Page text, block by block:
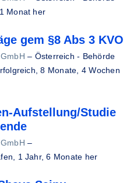
1 Monat her
gem §8 Abs 3 KVO
– Österreich - Behörde
8 Monate, 4 Wochen
Aufstellung/Studie
–
1 Jahr, 6 Monate her